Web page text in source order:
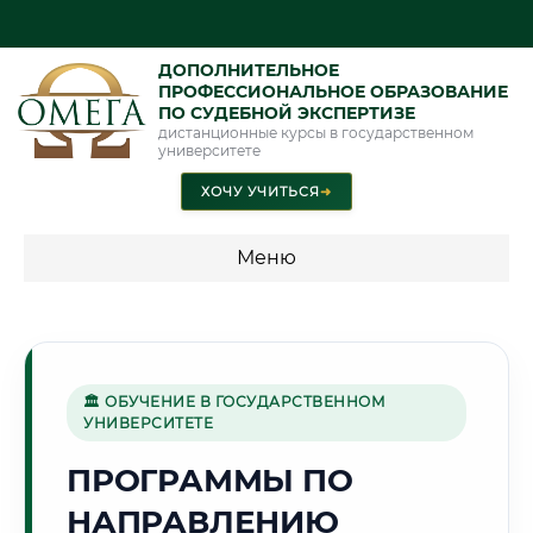
ДОПОЛНИТЕЛЬНОЕ
ПРОФЕССИОНАЛЬНОЕ ОБРАЗОВАНИЕ
ПО СУДЕБНОЙ ЭКСПЕРТИЗЕ
дистанционные курсы в государственном
университете
ХОЧУ УЧИТЬСЯ➜
Меню
специальности"
Стоимость по программам обучения "Судебная экспертиза"
Стоимость по программам обучения "Экспертиза"
🏛 ОБУЧЕНИЕ В ГОСУДАРСТВЕННОМ
УНИВЕРСИТЕТЕ
ПРОГРАММЫ ПО
НАПРАВЛЕНИЮ